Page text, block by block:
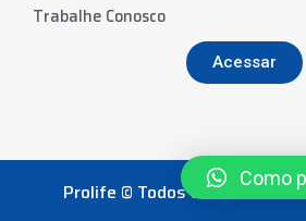
Trabalhe Conosco
Acessar
Prolife © Todos os direitos
Como